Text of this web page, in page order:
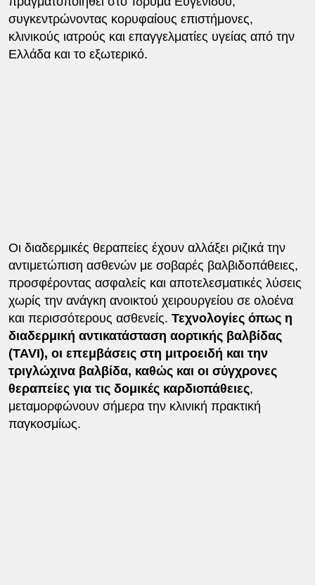
συγκεντρώνοντας κορυφαίους επιστήμονες,
κλινικούς ιατρούς και επαγγελματίες υγείας από την
Ελλάδα και το εξωτερικό.
Οι διαδερμικές θεραπείες έχουν αλλάξει ριζικά την
αντιμετώπιση ασθενών με σοβαρές βαλβιδοπάθειες,
προσφέροντας ασφαλείς και αποτελεσματικές λύσεις
χωρίς την ανάγκη ανοικτού χειρουργείου σε ολοένα
και περισσότερους ασθενείς. Τεχνολογίες όπως η
διαδερμική αντικατάσταση αορτικής βαλβίδας
(TAVI), οι επεμβάσεις στη μιτροειδή και την
τριγλώχινα βαλβίδα, καθώς και οι σύγχρονες
θεραπείες για τις δομικές καρδιοπάθειες,
μεταμορφώνουν σήμερα την κλινική πρακτική
παγκοσμίως.